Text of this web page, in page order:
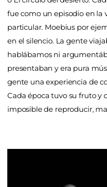
fue como un episodio en la
particular. Moebius por
en el silencio. La gente
hablábamos ni
presentaban y era pura
gente una experiencia de
Cada época tuvo su fruto y
imposible de reproducir,